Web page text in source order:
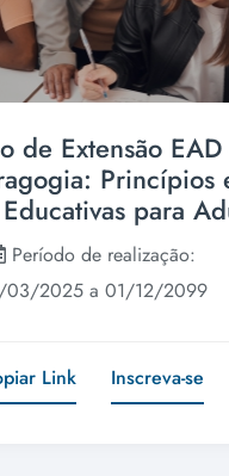
de Extensão EAD
Princípios
para
Período de realização:
03/2025 a 01/12/2099
Link Inscreva-se